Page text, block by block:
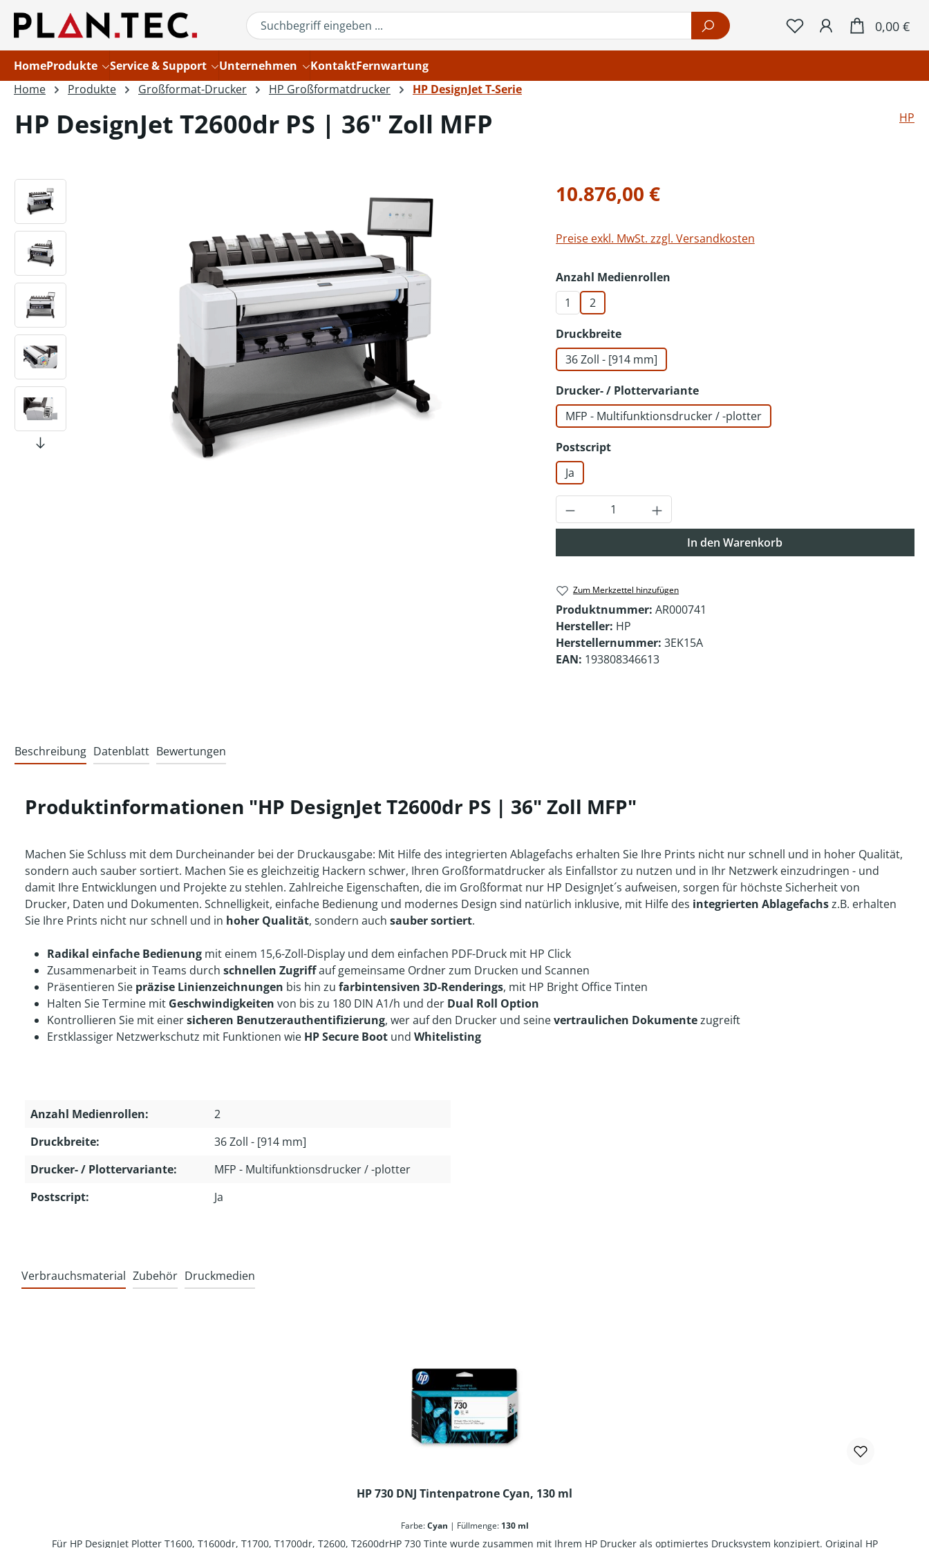
Hauptinhalt springen
Zur Suche springen
0,00 €
HomeProdukte Service & Support Unternehmen KontaktFernwartung
Home
Produkte Großformat-Drucker HP Großformatdrucker HP DesignJet T-Serie
HP DesignJet T2600dr PS | 36" Zoll MFP HP
Bildergalerie überspringen Regulärer Preis:
10.876,00 €
Preise exkl. MwSt. zzgl. Versandkosten
Anzahl Medienrollenauswählen
1
2
Druckbreiteauswählen
36 Zoll - [914 mm]
Drucker- / Plottervarianteauswählen
MFP - Multifunktionsdrucker / -plotter
Postscriptauswählen
Ja
Produkt Anzahl: Gib den gewünschten Wert
In den Warenkorb
Zum Merkzettel hinzufügen
Produktnummer: AR000741
Hersteller: HP
Herstellernummer: 3EK15A
EAN: 193808346613
Beschreibung Datenblatt Bewertungen
Produktinformationen "HP DesignJet T2600dr PS | 36" Zoll MFP"
Machen Sie Schluss mit dem Durcheinander bei der Druckausgabe: Mit Hilfe des integrierten Ablagefachs erhalten Sie Ihre Prints nicht nur schnell und in hoher Qualität,
sondern auch sauber sortiert. Machen Sie es gleichzeitig Hackern schwer, Ihren Großformatdrucker als Einfallstor zu nutzen und in Ihr Netzwerk einzudringen - und
damit Ihre Entwicklungen und Projekte zu stehlen. Zahlreiche Eigenschaften, die im Großformat nur HP DesignJet´s aufweisen, sorgen für höchste Sicherheit von
Drucker, Daten und Dokumenten. Schnelligkeit, einfache Bedienung und modernes Design sind natürlich inklusive, mit Hilfe des integrierten Ablagefachsz.B. erhalten
Sie Ihre Prints nicht nur schnell und in hoher Qualität, sondern auch sauber sortiert.
Radikal einfache Bedienung mit einem 15,6-Zoll-Display und dem einfachen PDF-Druck mit HP Click
Zusammenarbeit in Teams durch schnellen Zugriffauf gemeinsame Ordner zum Drucken und Scannen
Präsentieren Sie präzise Linienzeichnungen bis hin zu farbintensiven 3D-Renderings, mit HP Bright Office Tinten
Halten Sie Termine mit Geschwindigkeiten von bis zu 180 DIN A1/h und der Dual Roll Option
Kontrollieren Sie mit einersicheren Benutzerauthentifizierung, wer auf den Drucker und seinevertraulichen Dokumentezugreift
Erstklassiger Netzwerkschutz mit Funktionen wie HP Secure Boot und Whitelisting
Anzahl Medienrollen:
2
Druckbreite:
36 Zoll - [914 mm]
Drucker- / Plottervariante:
MFP - Multifunktionsdrucker / -plotter
Postscript:
Ja
Verbrauchsmaterial Zubehör Druckmedien
HP 730 DNJ Tintenpatrone Cyan, 130 ml
Farbe:Cyan | Füllmenge: 130 ml
Für HP DesignJet Plotter T1600, T1600dr, T1700, T1700dr, T2600, T2600drHP 730 Tinte wurde zusammen mit Ihrem HP Drucker als optimiertes Drucksystem konzipiert. Original HP